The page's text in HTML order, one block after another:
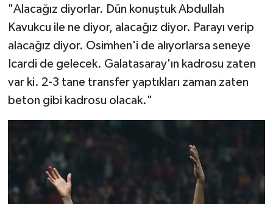
"Alacağız diyorlar. Dün konuştuk Abdullah
Kavukcu ile ne diyor, alacağız diyor. Parayı verip
alacağız diyor. Osimhen'i de alıyorlarsa seneye
Icardi de gelecek. Galatasaray'ın kadrosu zaten
var ki. 2-3 tane transfer yaptıkları zaman zaten
beton gibi kadrosu olacak."